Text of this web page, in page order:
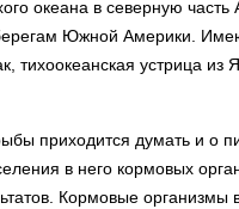
океана в северную
Южной Америки.
тихоокеанская устрица из
приходится думать и о
в него кормовых
Кормовые организмы